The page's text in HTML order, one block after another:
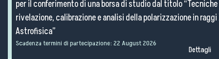
per il conferimento di una borsa di studio dal titolo
rivelazione, calibrazione e analisi della polarizzazione in raggi
Astrofisica”
Scadenza termini di partecipazione: 22 August 2026
Dettagli